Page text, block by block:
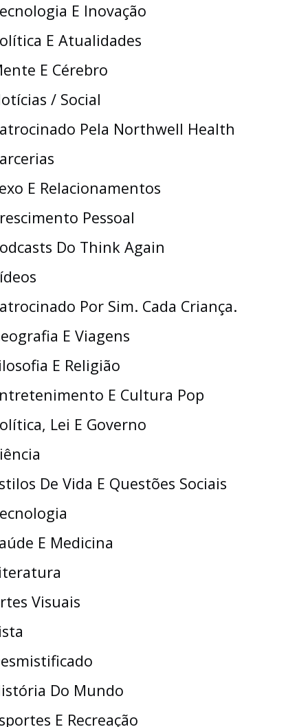
E Inovação
E Atualidades
E Cérebro
/ Social
Pela Northwell Health
E Relacionamentos
Pessoal
Do Think Again
Por Sim. Cada Criança.
E Viagens
E Religião
E Cultura Pop
Lei E Governo
De Vida E Questões Sociais
E Medicina
Visuais
Do Mundo
E Recreação